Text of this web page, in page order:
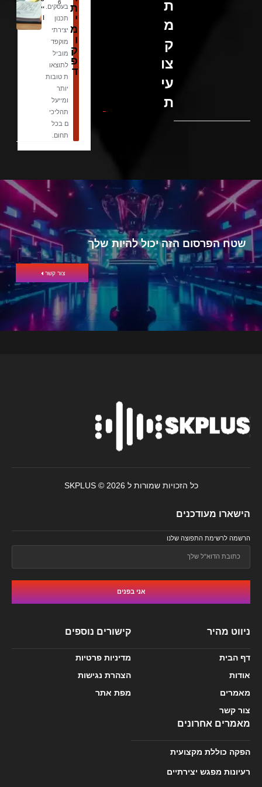
ת
מ
ק
צו
עי
ת
ת
י
מ
ו
ק
פ
ד
6
בעסקים.
תכנון
יצירתי
מוקפד
מוביל
לתוצאו
ת טובות
יותר
ומייעל
תהליכי
ם בכל
תחום.
יי
ן
שטח הפרסום הזה יכול להיות שלך
צור קשר
הישארו מעודכנים
הרשמה לרשימת התפוצה שלנו
אני בפנים
ניווט מהיר
דף הבית
אודות
מאמרים
צור קשר
קישורים נוספים
מדיניות פרטיות
הצהרת נגישות
מפת אתר
מאמרים אחרונים
הפקה כוללת מקצועית
רעיונות מפגש יצירתיים
כל הזכויות שמורות ל SKPLUS © 2026